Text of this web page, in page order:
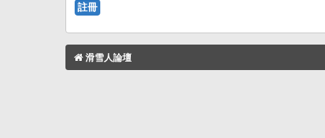
註冊
滑雪人論壇